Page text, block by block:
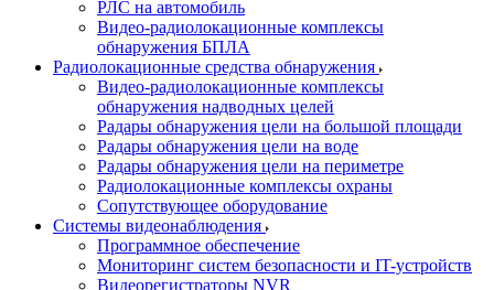
РЛС на автомобиль
Видео-радиолокационные комплексы
обнаружения БПЛА
Радиолокационные средства обнаружения
Видео-радиолокационные комплексы
обнаружения надводных целей
Радары обнаружения цели на большой площади
Радары обнаружения цели на воде
Радары обнаружения цели на периметре
Радиолокационные комплексы охраны
Сопутствующее оборудование
Системы видеонаблюдения
Программное обеспечение
Мониторинг систем безопасности и IT-устройств
Видеорегистраторы NVR